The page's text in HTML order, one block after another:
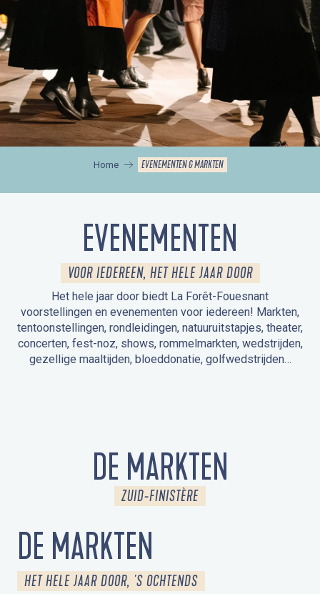
Home EVENEMENTEN & MARKTEN
EVENEMENTEN
VOOR IEDEREEN, HET HELE JAAR DOOR
Het hele jaar door biedt La Forêt-Fouesnant
voorstellingen en evenementen voor iedereen! Markten,
tentoonstellingen, rondleidingen, natuuruitstapjes, theater,
concerten, fest-noz, shows, rommelmarkten, wedstrijden,
gezellige maaltijden, bloeddonatie, golfwedstrijden…
DE MARKTEN
ZUID-FINISTÈRE
DE MARKTEN
HET HELE JAAR DOOR, 'S OCHTENDS